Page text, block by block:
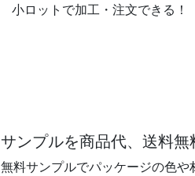
小ロットで加工・注文できる！
サンプルを商品代、送料無
無料サンプルでパッケージの色や